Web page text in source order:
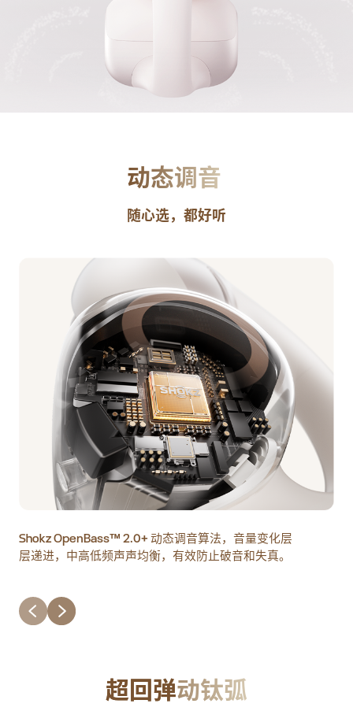
动态调音
随心选，都好听
Shokz OpenBass™ 2.0+ 动态调音算法，音量变化层
层递进，中高低频声声均衡，有效防止破音和失真。
超回弹动钛弧